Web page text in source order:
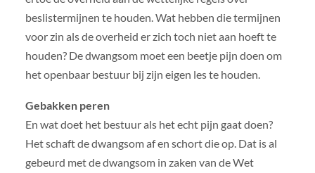
beslistermijnen te houden. Wat hebben die termijnen
voor zin als de overheid er zich toch niet aan hoeft te
houden? De dwangsom moet een beetje pijn doen om
het openbaar bestuur bij zijn eigen les te houden.
Gebakken peren
En wat doet het bestuur als het echt pijn gaat doen?
Het schaft de dwangsom af en schort die op. Dat is al
gebeurd met de dwangsom in zaken van de Wet